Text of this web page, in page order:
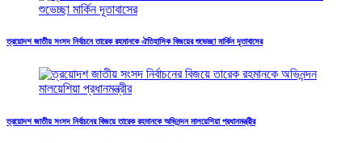
ত্রয়োদশ জাতীয় সংসদ নির্বাচনে তারেক রহমানকে ঐতিহাসিক বিজয়ের শুভেচ্ছা মার্কিন দূতাবাসের
ত্রয়োদশ জাতীয় সংসদ নির্বাচনের বিজয়ে তারেক রহমানকে অভিনন্দন মালয়েশিয়া প্রধানমন্ত্রীর